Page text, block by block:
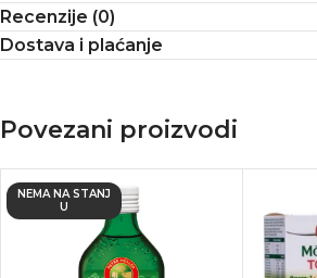
Recenzije (0)
Dostava i plaćanje
Povezani proizvodi
NEMA NA STANJ
U